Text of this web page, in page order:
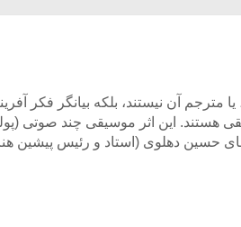
مترجم آن نیستند، بلکه بیانگر فکر
این اثر موسیقی چند صوتی
حسین دهلوی‏ (استاد و رئیس